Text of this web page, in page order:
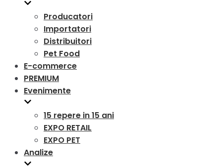
Producatori
Importatori
Distribuitori
Pet Food
E-commerce
PREMIUM
Evenimente
15 repere in 15 ani
EXPO RETAIL
EXPO PET
Analize